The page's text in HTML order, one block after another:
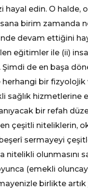
edin. O halde,
birim zamanda
devam ettiğini
eğitimler ile (ii)
de en başa
herhangi bir
sağlık hizmetlerine
bir refah
çeşitli niteliklerin,
sermayeyi
olunmasını
(emekli
birlikte